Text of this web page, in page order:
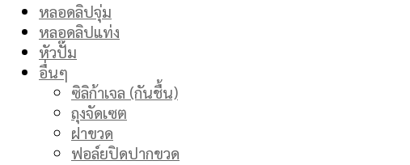
หลอดลิปจุ่ม
หลอดลิปแท่ง
หัวปั๊ม
อื่นๆ
ซิลิก้าเจล (กันชื้น)
ถุงจัดเซต
ฝาขวด
ฟอล์ยปิดปากขวด